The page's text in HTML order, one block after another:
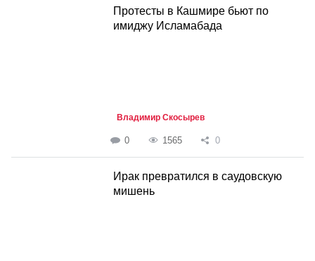
Протесты в Кашмире бьют по
имиджу Исламабада
Владимир Скосырев
0 1565 0
Ирак превратился в саудовскую
мишень